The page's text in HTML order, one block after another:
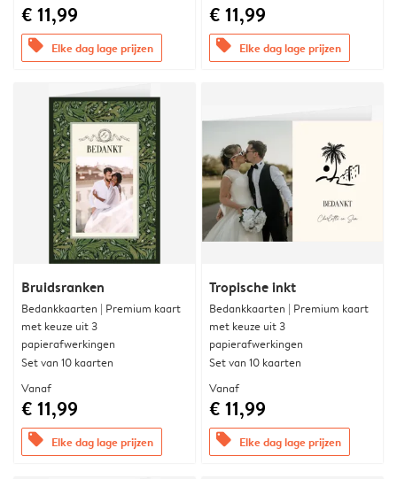
€ 11,99
offers Elke dag lage prijzen
€ 11,99
offers Elke dag lage prijzen
Bruidsranken
Bedankkaarten | Premium kaart
met keuze uit 3
papierafwerkingen
Set van 10 kaarten
Vanaf
€ 11,99
offers Elke dag lage prijzen
Tropische inkt
Bedankkaarten | Premium kaart
met keuze uit 3
papierafwerkingen
Set van 10 kaarten
Vanaf
€ 11,99
offers Elke dag lage prijzen